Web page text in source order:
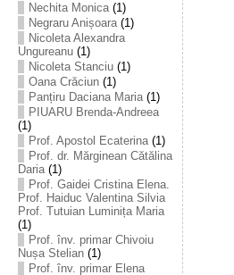
Nechita Monica(1)
Negraru Anișoara(1)
Nicoleta Alexandra
Ungureanu(1)
Nicoleta Stanciu(1)
Oana Crăciun(1)
Panțiru Daciana Maria(1)
PIUARU Brenda-Andreea
(1)
Prof. Apostol Ecaterina(1)
Prof. dr. Mărginean Cătălina
Daria(1)
Prof. Gaidei Cristina Elena.
Prof. Haiduc Valentina Silvia
Prof. Tutuian Luminița Maria
(1)
Prof. înv. primar Chivoiu
Nușa Stelian(1)
Prof. înv. primar Elena